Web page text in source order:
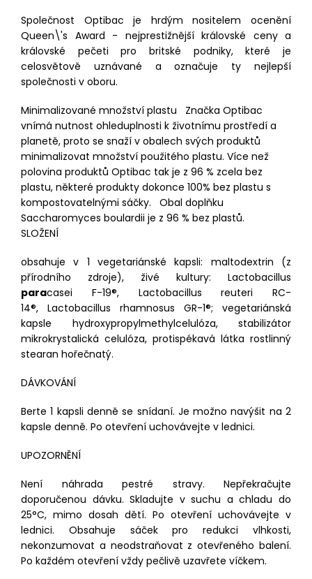
Společnost Optibac je hrdým nositelem ocenění
Queen\'s Award - nejprestižnější královské ceny a
královské pečeti pro britské podniky, které je
celosvětově uznávané a označuje ty nejlepší
společnosti v oboru.
Minimalizované množství plastu Značka Optibac
vnímá nutnost ohleduplnosti k životnímu prostředí a
planetě, proto se snaží v obalech svých produktů
minimalizovat množství použitého plastu. Více než
polovina produktů Optibac tak je z 96 % zcela bez
plastu, některé produkty dokonce 100% bez plastu s
kompostovatelnými sáčky. Obal doplňku
Saccharomyces boulardii je z 96 % bez plastů.
SLOŽENÍ
obsahuje v 1 vegetariánské kapsli: maltodextrin (z
přírodního zdroje), živé kultury: Lactobacillus
paracasei F-19®, Lactobacillus reuteri RC-
14®, Lactobacillus rhamnosus GR-1®; vegetariánská
kapsle hydroxypropylmethylcelulóza, stabilizátor
mikrokrystalická celulóza, protispékavá látka rostlinný
stearan hořečnatý.
DÁVKOVÁNÍ
Berte 1 kapsli denně se snídaní. Je možno navýšit na 2
kapsle denně. Po otevření uchovávejte v lednici.
UPOZORNĚNÍ
Není náhrada pestré stravy. Nepřekračujte
doporučenou dávku. Skladujte v suchu a chladu do
25°C, mimo dosah dětí. Po otevření uchovávejte v
lednici. Obsahuje sáček pro redukci vlhkosti,
nekonzumovat a neodstraňovat z otevřeného balení.
Po každém otevření vždy pečlivě uzavřete víčkem.